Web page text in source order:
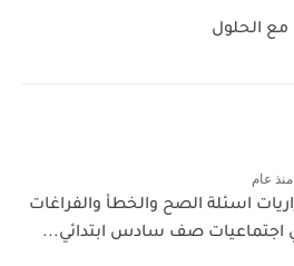
مع الحلول
منذ عام
اسئلة الصح والخطأ والفراغات
اجتماعيات صف سادس ابتدائي...